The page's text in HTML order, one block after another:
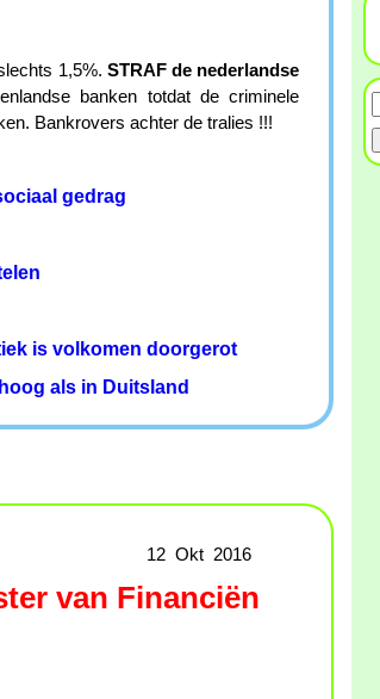
1,5%. STRAF de nederlandse
banken totdat de criminele
Bankrovers achter de tralies !!!
gedrag
is volkomen doorgerot
als in Duitsland
12 Okt 2016
van Financiën